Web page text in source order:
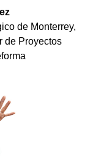
de Monterrey,
de Proyectos